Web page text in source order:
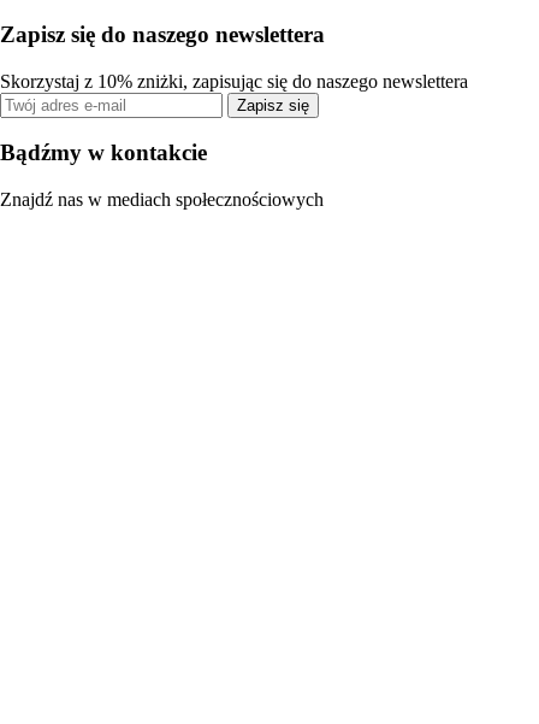
Zapisz się do naszego newslettera
Skorzystaj z 10% zniżki, zapisując się do naszego newslettera
Zapisz się
Bądźmy w kontakcie
Znajdź nas w mediach społecznościowych